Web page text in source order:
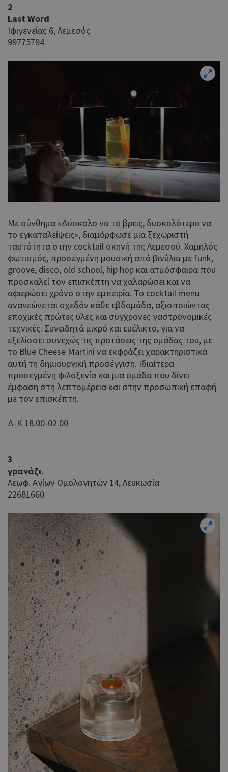
2
Last Word
Ιφιγενείας 6, Λεμεσός
99775794
Με σύνθημα «Δύσκολο να το βρεις, δυσκολότερο να
το εγκαταλείψεις», διαμόρφωσε μια ξεχωριστή
ταυτότητα στην cocktail σκηνή της Λεμεσού. Χαμηλός
φωτισμός, προσεγμένη μουσική από βινύλια με funk,
groove, disco, old school, hip hop και ατμόσφαιρα που
προσκαλεί τον επισκέπτη να χαλαρώσει και να
αφιερώσει χρόνο στην εμπειρία. Το cocktail menu
ανανεώνεται σχεδόν κάθε εβδομάδα, αξιοποιώντας
εποχικές πρώτες ύλες και σύγχρονες γαστρονομικές
τεχνικές. Συνειδητά μικρό και ευέλικτο, για να
εξελίσσει συνεχώς τις προτάσεις της ομάδας του, με
το Blue Cheese Martini να εκφράζει χαρακτηριστικά
αυτή τη δημιουργική προσέγγιση. Ιδιαίτερα
προσεγμένη φιλοξενία και μια ομάδα που δίνει
έμφαση στη λεπτομέρεια και στην προσωπική επαφή
με τον επισκέπτη.
Δ-Κ 18.00-02.00
3
γρανάζι.
Λεωφ. Αγίων Ομολογητών 14, Λευκωσία
22681660